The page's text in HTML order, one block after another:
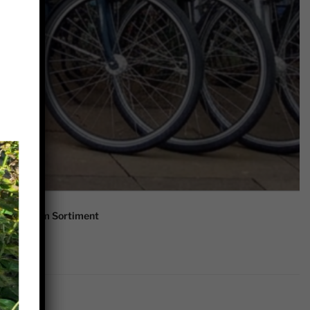
unserem Sortiment